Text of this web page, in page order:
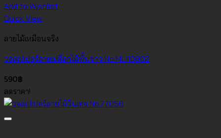
Add to Wishlist
Quick View
ลายไม้เหมือนจริง
วอลเปเปอร์ลายเปลือกไม้พื้นขาว No.ML110902
590฿
ลดราคา!